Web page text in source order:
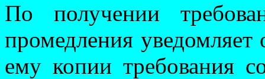
По получении
промедления
ему копии требования